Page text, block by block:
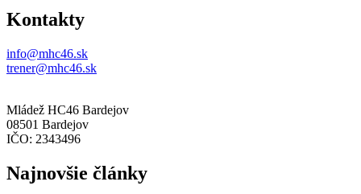
Kontakty
info@mhc46.sk
trener@mhc46.sk
Mládež HC46 Bardejov
08501 Bardejov
IČO: 2343496
Najnovšie články